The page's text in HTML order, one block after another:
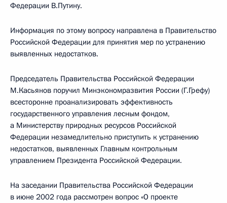
Федерации В.Путину.
Информация по этому вопросу направлена в Правительство
Российской Федерации для принятия мер по устранению
выявленных недостатков.
Председатель Правительства Российской Федерации
М.Касьянов поручил Минэкономразвития России (Г.Грефу)
всесторонне проанализировать эффективность
государственного управления лесным фондом,
а Министерству природных ресурсов Российской
Федерации незамедлительно приступить к устранению
недостатков, выявленных Главным контрольным
управлением Президента Российской Федерации.
На заседании Правительства Российской Федерации
в июне 2002 года рассмотрен вопрос «О проекте